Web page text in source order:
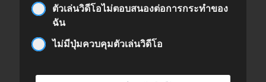
ตัวเล่นวิดีโอไม่ตอบสนองต่อการกระทำของ
ฉัน
ไม่มีปุ่มควบคุมตัวเล่นวิดีโอ